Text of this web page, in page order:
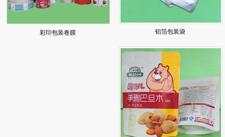
彩印包装卷膜 铝箔包装袋